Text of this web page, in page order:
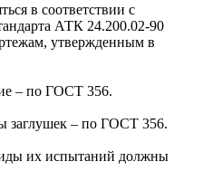
в соответствии с
АТК 24.200.02-90
утвержденным в
– по ГОСТ 356.
заглушек – по ГОСТ 356.
их испытаний должны